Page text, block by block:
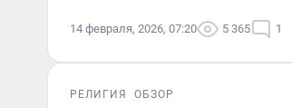
14 февраля, 2026, 07:20 5 365 1
РЕЛИГИЯ ОБЗОР